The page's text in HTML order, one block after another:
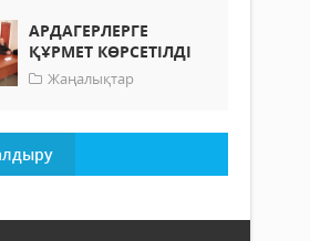
АРДАГЕРЛЕРГЕ
ҚҰРМЕТ КӨРСЕТІЛДІ
Жаңалықтар